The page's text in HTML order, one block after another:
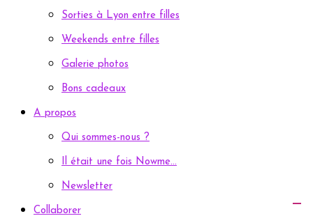
Sorties à Lyon entre filles
Weekends entre filles
Galerie photos
Bons cadeaux
A propos
Qui sommes-nous ?
Il était une fois Nowme…
Newsletter
Collaborer